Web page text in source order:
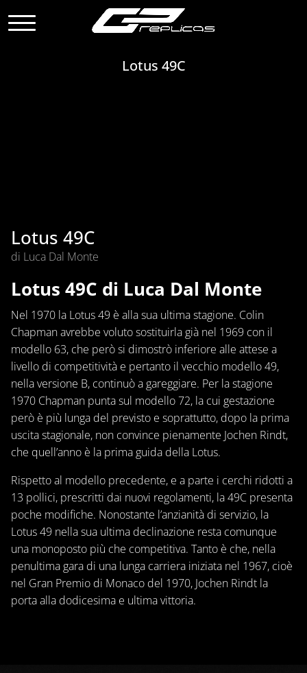
Lotus 49C
Lotus 49C
di Luca Dal Monte
Lotus 49C di Luca Dal Monte
Nel 1970 la Lotus 49 è alla sua ultima stagione. Colin
Chapman avrebbe voluto sostituirla già nel 1969 con il
modello 63, che però si dimostrò inferiore alle attese a
livello di competitività e pertanto il vecchio modello 49,
nella versione B, continuò a gareggiare. Per la stagione
1970 Chapman punta sul modello 72, la cui gestazione
però è più lunga del previsto e soprattutto, dopo la prima
uscita stagionale, non convince pienamente Jochen Rindt,
che quell’anno è la prima guida della Lotus.
Rispetto al modello precedente, e a parte i cerchi ridotti a
13 pollici, prescritti dai nuovi regolamenti, la 49C presenta
poche modifiche. Nonostante l’anzianità di servizio, la
Lotus 49 nella sua ultima declinazione resta comunque
una monoposto più che competitiva. Tanto è che, nella
penultima gara di una lunga carriera iniziata nel 1967, cioè
nel Gran Premio di Monaco del 1970, Jochen Rindt la
porta alla dodicesima e ultima vittoria.